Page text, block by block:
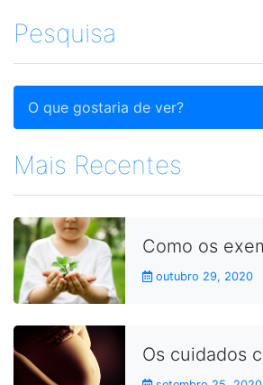
Pesquisa
Mais Recentes
outubro 29, 2020